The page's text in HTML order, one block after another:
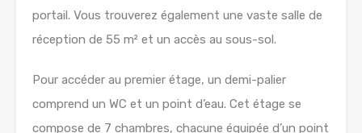
portail. Vous trouverez également une vaste salle de
réception de 55 m² et un accès au sous-sol.
Pour accéder au premier étage, un demi-palier
comprend un WC et un point d’eau. Cet étage se
compose de 7 chambres, chacune équipée d’un point